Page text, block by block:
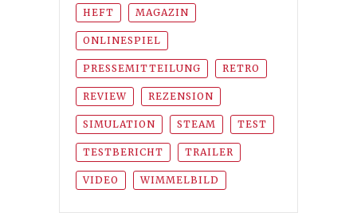
HEFT MAGAZIN
ONLINESPIEL
PRESSEMITTEILUNG RETRO
REVIEW REZENSION
SIMULATION STEAM TEST
TESTBERICHT TRAILER
VIDEO WIMMELBILD